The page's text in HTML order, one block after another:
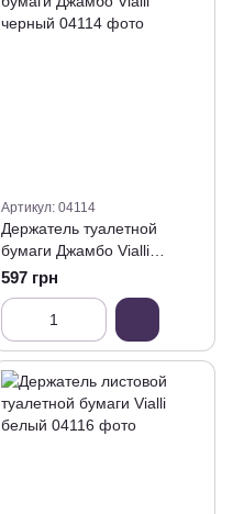
Артикул: 04114
Держатель туалетной
бумаги Джамбо Vialli
черный
597 грн